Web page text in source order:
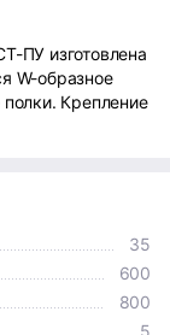
ПУ изготовлена
W-образное
Крепление
35
600
800
5